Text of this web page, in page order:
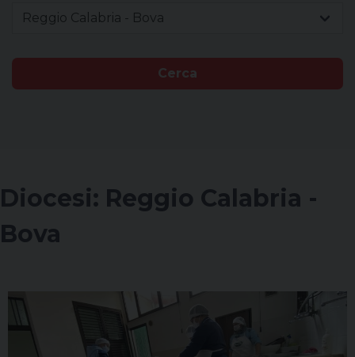
Reggio Calabria - Bova
Cerca
Diocesi: Reggio Calabria -
Bova